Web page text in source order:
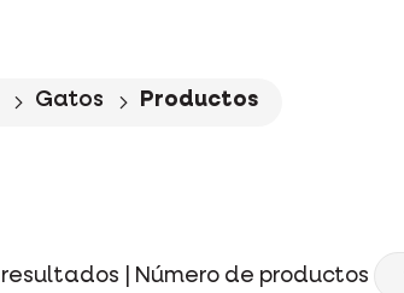
Gatos Productos
resultados | Número de productos